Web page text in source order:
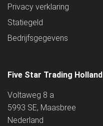
Privacy verklaring
Statiegeld
Bedrijfsgegevens
Five Star Trading Holland
Voltaweg 8 a
5993 SE, Maasbree
Nederland